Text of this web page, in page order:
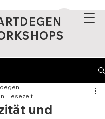
und
Lesezeit